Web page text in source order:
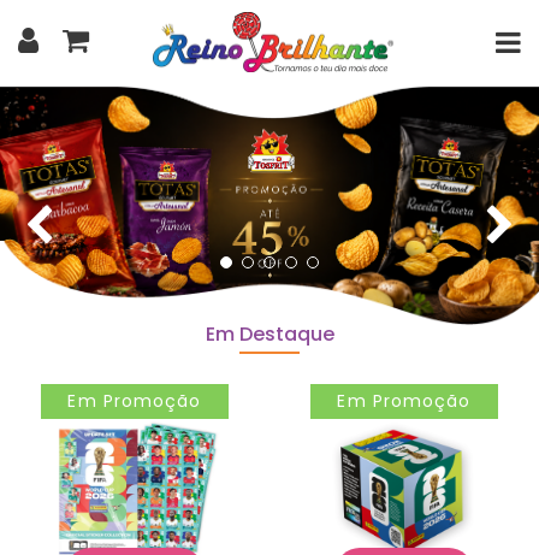
Em Destaque
Em Promoção Em Promoção